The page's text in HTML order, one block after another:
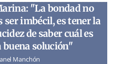
"La bondad no
ser imbécil, es tener la
de saber cuál es
buena solución"
Manchón